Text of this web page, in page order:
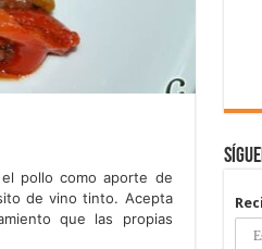
pollo como aporte de
de vino tinto. Acepta
que las propias